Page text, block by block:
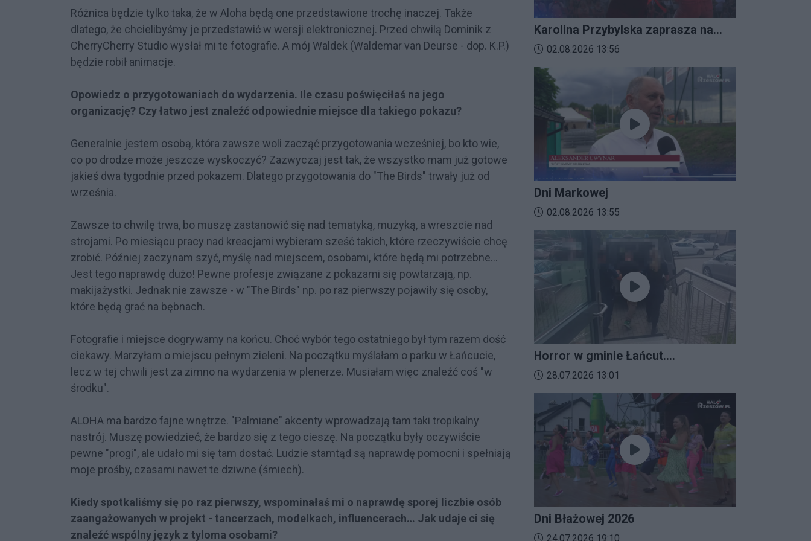
Różnica będzie tylko taka, że w Aloha będą one przedstawione trochę inaczej. Także
dlatego, że chcielibyśmy je przedstawić w wersji elektronicznej. Przed chwilą Dominik z
CherryCherry Studio wysłał mi te fotografie. A mój Waldek (Waldemar van Deurse - dop. K.P.)
będzie robił animacje.
Opowiedz o przygotowaniach do wydarzenia. Ile czasu poświęciłaś na jego
organizację? Czy łatwo jest znaleźć odpowiednie miejsce dla takiego pokazu?
Generalnie jestem osobą, która zawsze woli zacząć przygotowania wcześniej, bo kto wie,
co po drodze może jeszcze wyskoczyć? Zazwyczaj jest tak, że wszystko mam już gotowe
jakieś dwa tygodnie przed pokazem. Dlatego przygotowania do "The Birds" trwały już od
września.
Zawsze to chwilę trwa, bo muszę zastanowić się nad tematyką, muzyką, a wreszcie nad
strojami. Po miesiącu pracy nad kreacjami wybieram sześć takich, które rzeczywiście chcę
zrobić. Później zaczynam szyć, myślę nad miejscem, osobami, które będą mi potrzebne…
Jest tego naprawdę dużo! Pewne profesje związane z pokazami się powtarzają, np.
makijażystki. Jednak nie zawsze - w "The Birds" np. po raz pierwszy pojawiły się osoby,
które będą grać na bębnach.
Fotografie i miejsce dogrywamy na końcu. Choć wybór tego ostatniego był tym razem dość
ciekawy. Marzyłam o miejscu pełnym zieleni. Na początku myślałam o parku w Łańcucie,
lecz w tej chwili jest za zimno na wydarzenia w plenerze. Musiałam więc znaleźć coś "w
środku".
ALOHA ma bardzo fajne wnętrze. "Palmiane" akcenty wprowadzają tam taki tropikalny
nastrój. Muszę powiedzieć, że bardzo się z tego cieszę. Na początku były oczywiście
pewne "progi", ale udało mi się tam dostać. Ludzie stamtąd są naprawdę pomocni i spełniają
moje prośby, czasami nawet te dziwne (śmiech).
Kiedy spotkaliśmy się po raz pierwszy, wspominałaś mi o naprawdę sporej liczbie osób
zaangażowanych w projekt - tancerzach, modelkach, influencerach… Jak udaje ci się
znaleźć wspólny język z tyloma osobami?
Karolina Przybylska zaprasza na
Imprezalia 2026
Data dodania materiału wideo:
02.08.2026 13:56
Dni Markowej
Data dodania materiału wideo:
02.08.2026 13:55
Horror w gminie Łańcut.
Mieszkaniec Rzeszowa
terroryzował rodzinę nożem i
zaatakował policjantów!
Data dodania materiału wideo:
28.07.2026 13:01
Dni Błażowej 2026
Data dodania materiału wideo:
24.07.2026 19:10